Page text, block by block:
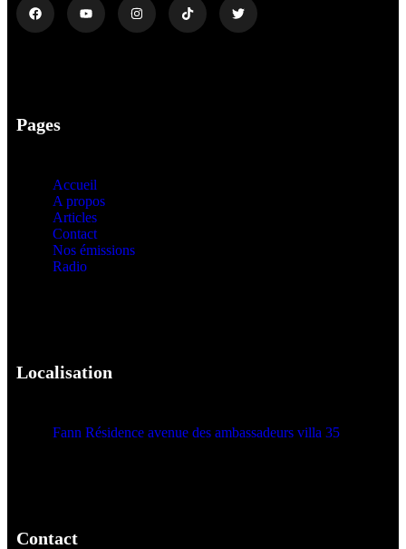
Pages
Accueil
A propos
Articles
Contact
Nos émissions
Radio
Localisation
Fann Résidence avenue des ambassadeurs villa 35
Contact